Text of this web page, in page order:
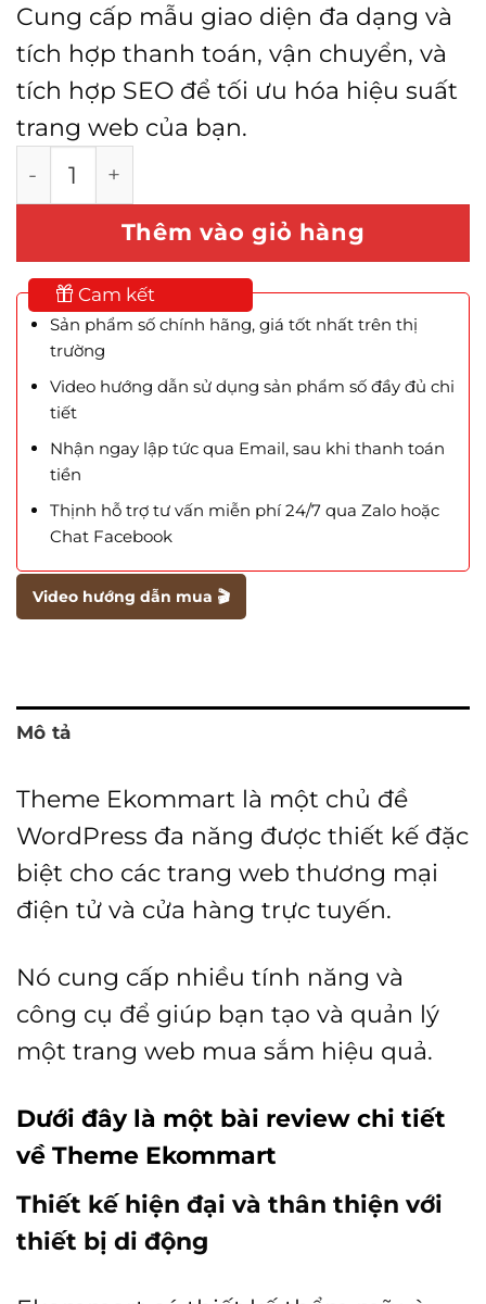
Cung cấp mẫu giao diện đa dạng và
tích hợp thanh toán, vận chuyển, và
tích hợp SEO để tối ưu hóa hiệu suất
trang web của bạn.
Theme Ekommart – All-in-one eCommerce
Thêm vào giỏ hàng
Cam kết
Sản phẩm số chính hãng, giá tốt nhất trên thị
trường
Video hướng dẫn sử dụng sản phẩm số đầy đủ chi
tiết
Nhận ngay lập tức qua Email, sau khi thanh toán
tiền
Thịnh hỗ trợ tư vấn miễn phí 24/7 qua Zalo hoặc
Chat Facebook
Video hướng dẫn mua 🎬
Mô tả
Theme Ekommart là một chủ đề
WordPress đa năng được thiết kế đặc
biệt cho các trang web thương mại
điện tử và cửa hàng trực tuyến.
Nó cung cấp nhiều tính năng và
công cụ để giúp bạn tạo và quản lý
một trang web mua sắm hiệu quả.
Dưới đây là một bài review chi tiết
về Theme Ekommart
Thiết kế hiện đại và thân thiện với
thiết bị di động